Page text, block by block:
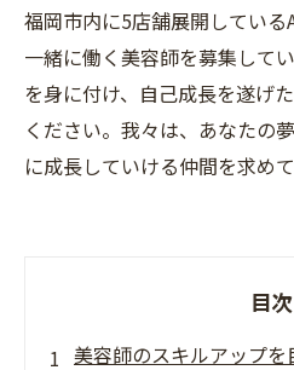
福岡市内に5店舗展開している
一緒に働く美容師を募集して
を身に付け、自己成長を遂げ
ください。我々は、あなたの
に成長していける仲間を求めて
目次
美容師のスキルアップを